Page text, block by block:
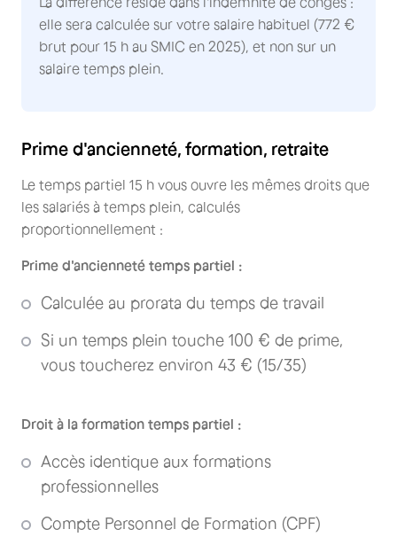
elle sera calculée sur votre salaire habituel (772 €
brut pour 15 h au SMIC en 2025), et non sur un
salaire temps plein.
Prime d'ancienneté, formation, retraite
Le temps partiel 15 h vous ouvre les mêmes droits que
les salariés à temps plein, calculés
proportionnellement :
Prime d'ancienneté temps partiel :
Calculée au prorata du temps de travail
Si un temps plein touche 100 € de prime,
vous toucherez environ 43 € (15/35)
Droit à la formation temps partiel :
Accès identique aux formations
professionnelles
Compte Personnel de Formation (CPF)